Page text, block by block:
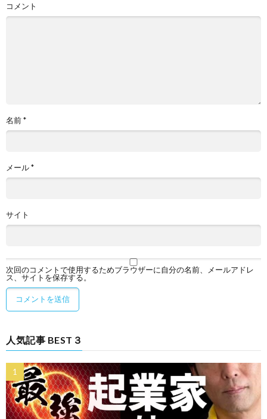
コメント
名前*
メール*
サイト
次回のコメントで使用するためブラウザーに自分の名前、メールアドレ
ス、サイトを保存する。
人気記事 BEST３